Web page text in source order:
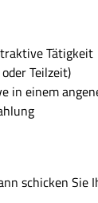
Tätigkeit
Teilzeit)
in einem
schicken